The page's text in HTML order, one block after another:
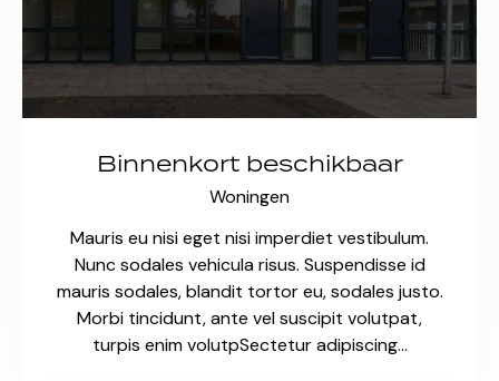
Binnenkort beschikbaar
Woningen
Mauris eu nisi eget nisi imperdiet vestibulum.
Nunc sodales vehicula risus. Suspendisse id
mauris sodales, blandit tortor eu, sodales justo.
Morbi tincidunt, ante vel suscipit volutpat,
turpis enim volutpSectetur adipiscing…